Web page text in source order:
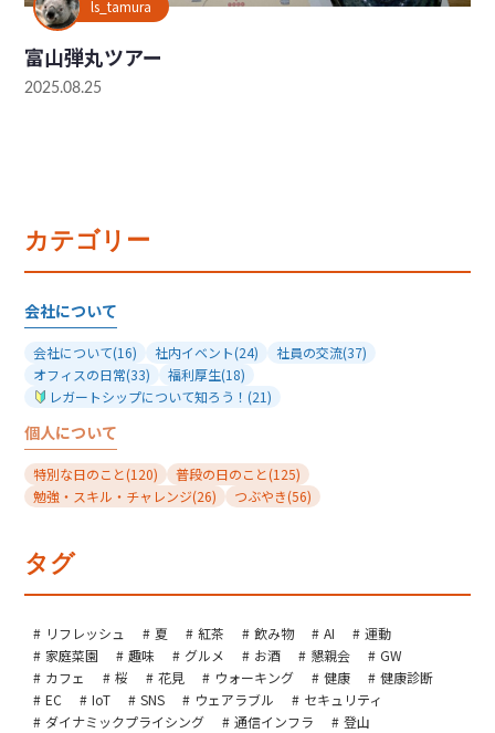
ls_tamura
富山弾丸ツアー
2025.08.25
カテゴリー
会社について
会社について(16) 社内イベント(24) 社員の交流(37)
オフィスの日常(33) 福利厚生(18)
レガートシップについて知ろう！ (21)
個人について
特別な日のこと(120) 普段の日のこと(125)
勉強・スキル・チャレンジ(26) つぶやき(56)
タグ
リフレッシュ 夏 紅茶 飲み物 AI
運動
家庭菜園
趣味 グルメ お酒 懇親会
GW
カフェ
桜 花見 ウォーキング 健康
健康診断
EC
IoT SNS ウェアラブル
セキュリティ
ダイナミックプライシング
通信インフラ
登山